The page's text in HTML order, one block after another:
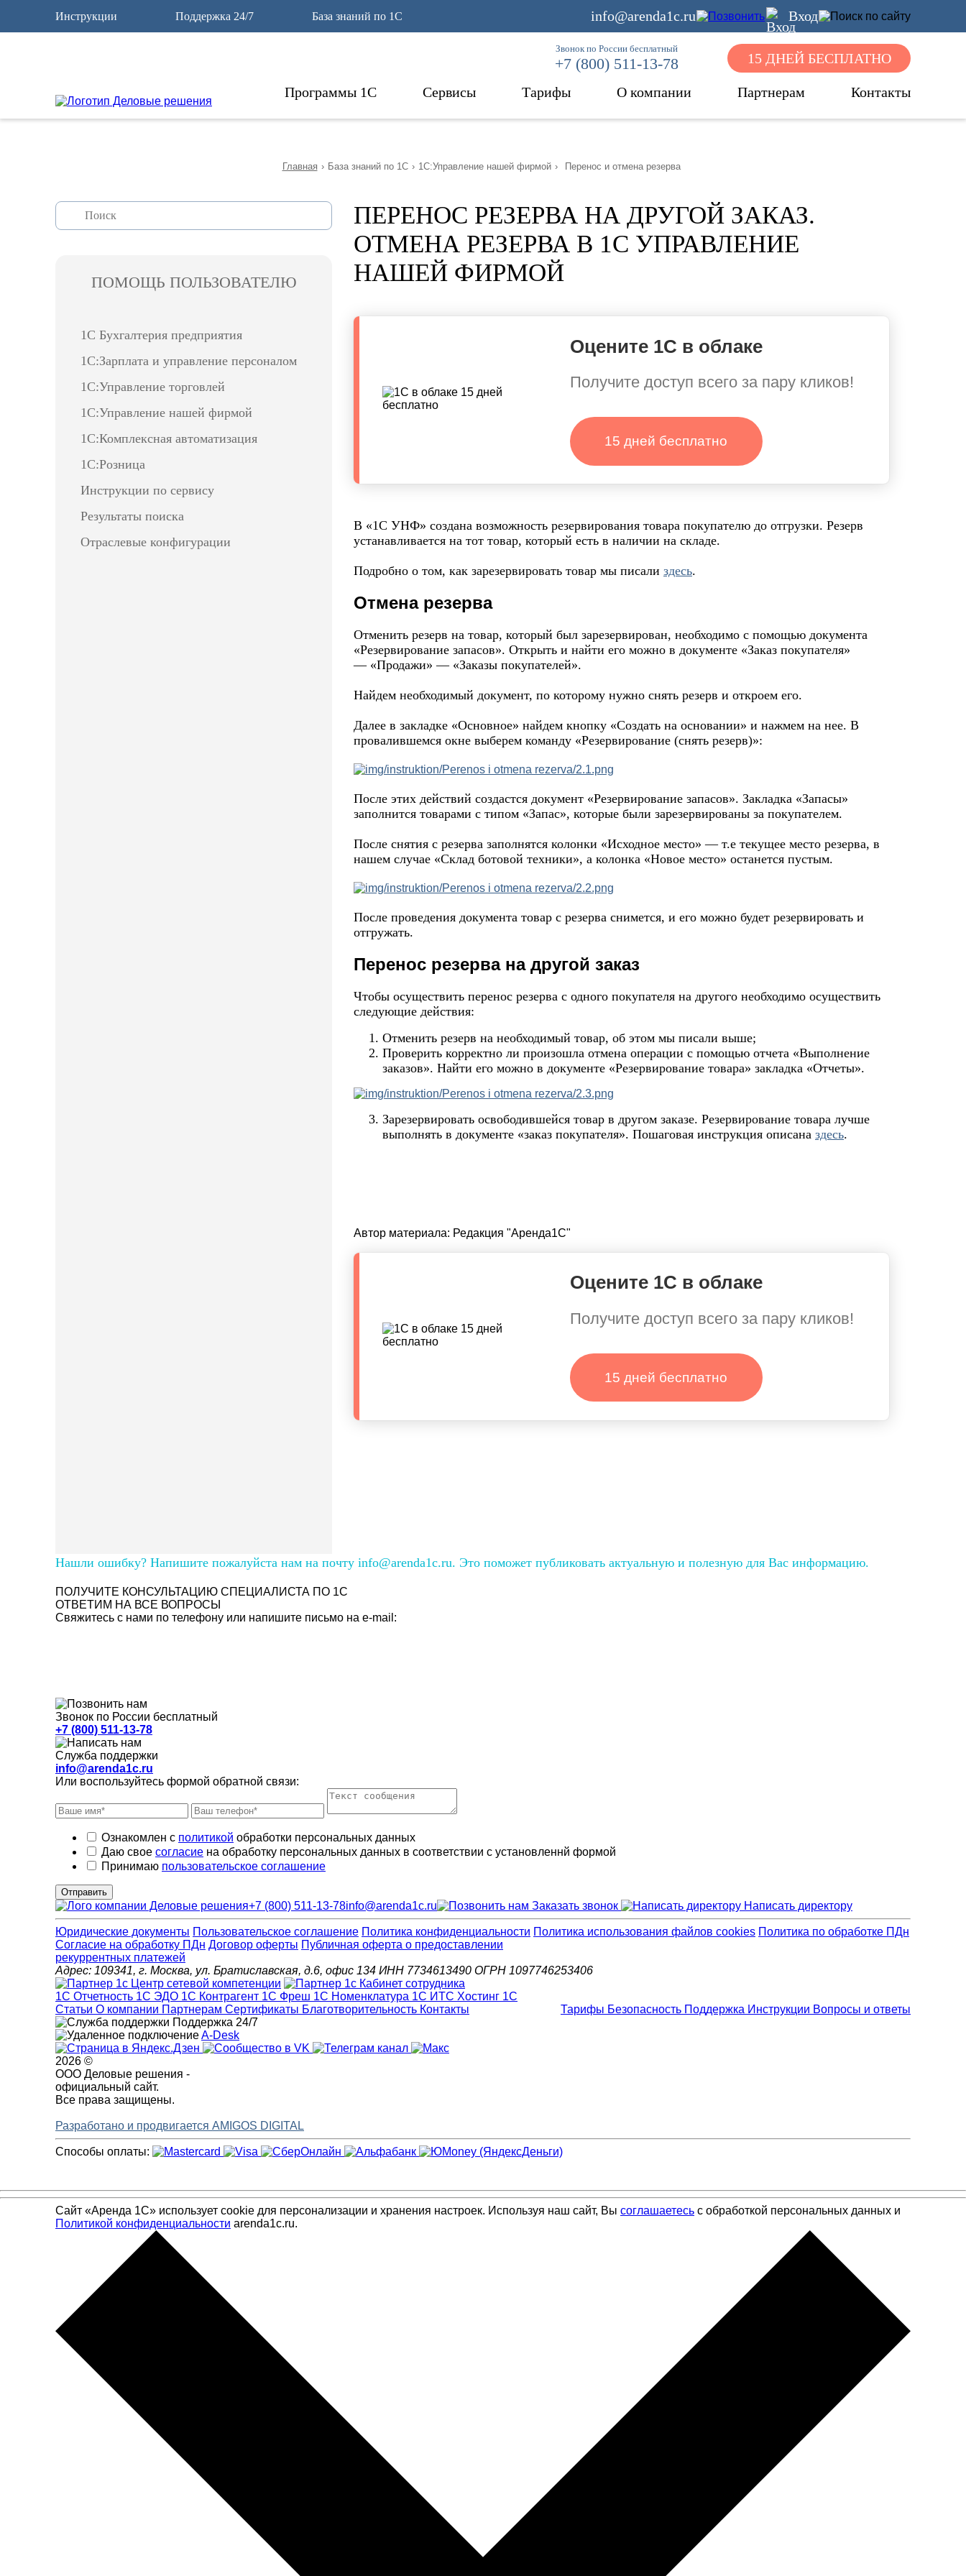
Инструкции Поддержка 24/7 База знаний по 1С info@arenda1c.ru Вход
Звонок по России бесплатный
+7 (800) 511-13-78 15 ДНЕЙ БЕСПЛАТНО
Программы 1С Сервисы Тарифы О компании Партнерам Контакты
Главная › База знаний по 1С › 1С:Управление нашей фирмой › Перенос и отмена резерва
ПОМОЩЬ ПОЛЬЗОВАТЕЛЮ
1С Бухгалтерия предприятия
1С:Зарплата и управление персоналом
1С:Управление торговлей
1С:Управление нашей фирмой
1С:Комплексная автоматизация
1С:Розница
Инструкции по сервису
Результаты поиска
Отраслевые конфигурации
ПЕРЕНОС РЕЗЕРВА НА ДРУГОЙ ЗАКАЗ.
ОТМЕНА РЕЗЕРВА В 1С УПРАВЛЕНИЕ
НАШЕЙ ФИРМОЙ
Оцените 1С в облаке
Получите доступ всего за пару кликов!
15 дней бесплатно
В «1С УНФ» создана возможность резервирования товара покупателю до отгрузки. Резерв
устанавливается на тот товар, который есть в наличии на складе.
Подробно о том, как зарезервировать товар мы писали здесь.
Отмена резерва
Отменить резерв на товар, который был зарезервирован, необходимо с помощью документа
«Резервирование запасов». Открыть и найти его можно в документе «Заказ покупателя»
— «Продажи» — «Заказы покупателей».
Найдем необходимый документ, по которому нужно снять резерв и откроем его.
Далее в закладке «Основное» найдем кнопку «Создать на основании» и нажмем на нее. В
провалившемся окне выберем команду «Резервирование (снять резерв)»:
После этих действий создастся документ «Резервирование запасов». Закладка «Запасы»
заполнится товарами с типом «Запас», которые были зарезервированы за покупателем.
После снятия с резерва заполнятся колонки «Исходное место» — т.е текущее место резерва, в
нашем случае «Склад ботовой техники», а колонка «Новое место» останется пустым.
После проведения документа товар с резерва снимется, и его можно будет резервировать и
отгружать.
Перенос резерва на другой заказ
Чтобы осуществить перенос резерва с одного покупателя на другого необходимо осуществить
следующие действия:
Отменить резерв на необходимый товар, об этом мы писали выше;
Проверить корректно ли произошла отмена операции с помощью отчета «Выполнение
заказов». Найти его можно в документе «Резервирование товара» закладка «Отчеты».
Зарезервировать освободившейся товар в другом заказе. Резервирование товара лучше
выполнять в документе «заказ покупателя». Пошаговая инструкция описана здесь.
Автор материала: Редакция "Аренда1С"
Оцените 1С в облаке
Получите доступ всего за пару кликов!
15 дней бесплатно
Нашли ошибку? Напишите пожалуйста нам на почту info@arenda1c.ru. Это поможет публиковать актуальную и полезную для Вас информацию.
ПОЛУЧИТЕ КОНСУЛЬТАЦИЮ СПЕЦИАЛИСТА ПО 1С
ОТВЕТИМ НА ВСЕ ВОПРОСЫ
Свяжитесь с нами по телефону или напишите письмо на e-mail:
Звонок по России бесплатный
+7 (800) 511-13-78
Служба поддержки
info@arenda1c.ru
Или воспользуйтесь формой обратной связи:
Ознакомлен с политикой обработки персональных данных
Даю свое согласие на обработку персональных данных в соответствии с установленнй формой
Принимаю пользовательское соглашение
Отправить
+7 (800) 511-13-78info@arenda1c.ru Заказать звонок Написать директору
Юридические документы Пользовательское соглашение Политика конфиденциальности Политика использования файлов cookies Политика по обработке ПДн
Cогласие на обработку ПДн Договор оферты Публичная оферта о предоставлении
рекуррентных платежей
Адрес: 109341, г. Москва, ул. Братиславская, д.6, офис 134 ИНН 7734613490 ОГРН 1097746253406
1С Отчетность 1С ЭДО 1С Контрагент 1С Фреш 1С Номенклатура 1С ИТС Хостинг 1С
Статьи О компании Партнерам Сертификаты Благотворительность Контакты Тарифы Безопасность Поддержка Инструкции Вопросы и ответы
Поддержка 24/7
A-Desk
2026 ©
ООО Деловые решения -
официальный сайт.
Все права защищены.
Разработано и продвигается AMIGOS DIGITAL
Способы оплаты:
Сайт «Аренда 1С» использует cookie для персонализации и хранения настроек. Используя наш сайт, Вы соглашаетесь с обработкой персональных данных и
Политикой конфиденциальности arenda1c.ru.